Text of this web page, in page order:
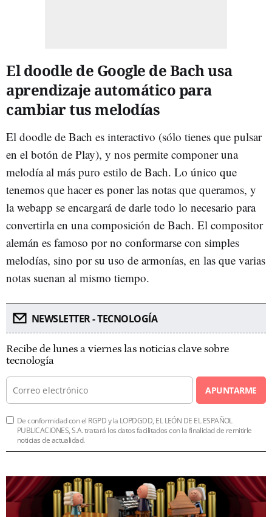
El doodle de Google de Bach usa
aprendizaje automático para
cambiar tus melodías
El doodle de Bach es interactivo (sólo tienes que pulsar
en el botón de Play), y nos permite componer una
melodía al más puro estilo de Bach. Lo único que
tenemos que hacer es poner las notas que queramos, y
la webapp se encargará de darle todo lo necesario para
convertirla en una composición de Bach. El compositor
alemán es famoso por no conformarse con simples
melodías, sino por su uso de armonías, en las que varias
notas suenan al mismo tiempo.
NEWSLETTER - TECNOLOGÍA
Recibe de lunes a viernes las noticias clave sobre
tecnología
APUNTARME
De conformidad con el RGPD y la LOPDGDD, EL LEÓN DE EL ESPAÑOL
PUBLICACIONES, S.A. tratará los datos facilitados con la finalidad de remitirle
noticias de actualidad.